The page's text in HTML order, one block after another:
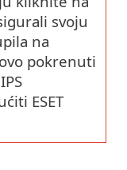
svoju
na
pokrenuti
ESET